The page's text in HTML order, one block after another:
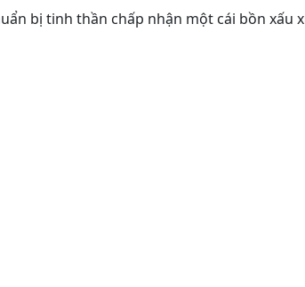
bị tinh thần chấp nhận một cái bồn xấu